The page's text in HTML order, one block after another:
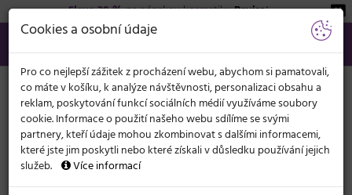
Sleva 20 %na pánskou kosmetikuBeviro!
566 440 099
info@svetkadernictvi.cz
Po−pá: 8−17
Vše o nákupu Kč
KATEGORIE
MENU
Kadeřnické potřeby Kartáče Ploché
Cookies a osobní údaje
Pro co nejlepší zážitek z procházení webu, abychom si pamatovali,
co máte v košíku, k analýze návštěvnosti, personalizaci obsahu a
reklam, poskytování funkcí sociálních médií využíváme soubory
cookie. Informace o použití našeho webu sdílíme se svými
partnery, kteří údaje mohou zkombinovat s dalšími informacemi,
které jste jim poskytli nebo které získali v důsledku používání jejich
služeb.
Více informací